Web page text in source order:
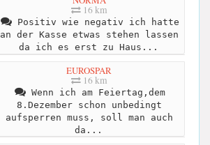
16 km
Positiv wie negativ ich hatte
an der Kasse etwas stehen lassen
da ich es erst zu Haus...
EUROSPAR
16 km
Wenn ich am Feiertag,dem
8.Dezember schon unbedingt
aufsperren muss, soll man auch
da...